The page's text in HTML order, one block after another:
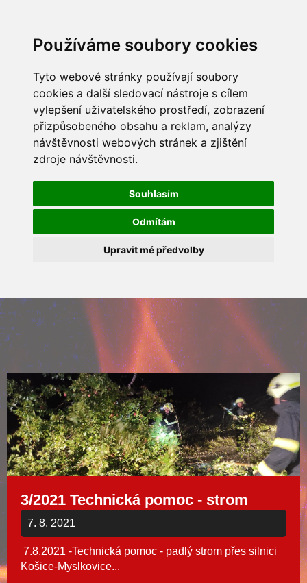
Používáme soubory cookies
Tyto webové stránky používají soubory
cookies a další sledovací nástroje s cílem
vylepšení uživatelského prostředí, zobrazení
přizpůsobeného obsahu a reklam, analýzy
návštěvnosti webových stránek a zjištění
zdroje návštěvnosti.
Souhlasím
Odmítám
Upravit mé předvolby
3/2021 Technická pomoc - strom
7. 8. 2021
7.8.2021 -Technická pomoc - padlý strom přes silnici
Košice-Myslkovice...